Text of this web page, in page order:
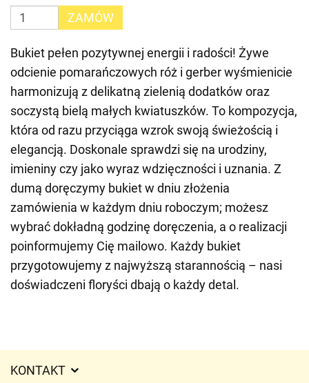
ZAMÓW
Bukiet pełen pozytywnej energii i radości! Żywe
odcienie pomarańczowych róż i gerber wyśmienicie
harmonizują z delikatną zielenią dodatków oraz
soczystą bielą małych kwiatuszków. To kompozycja,
która od razu przyciąga wzrok swoją świeżością i
elegancją. Doskonale sprawdzi się na urodziny,
imieniny czy jako wyraz wdzięczności i uznania. Z
dumą doręczymy bukiet w dniu złożenia
zamówienia w każdym dniu roboczym; możesz
wybrać dokładną godzinę doręczenia, a o realizacji
poinformujemy Cię mailowo. Każdy bukiet
przygotowujemy z najwyższą starannością – nasi
doświadczeni floryści dbają o każdy detal.
KONTAKT